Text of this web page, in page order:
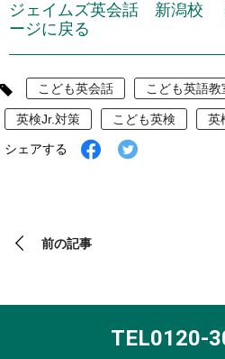
ジェイムズ英会話 新潟校
ージに戻る
グ
こども英会話 こども英語教
英検Jr.対策 こども英検 英
シェアする
FacebookTwitter
前の記事
TEL0120-